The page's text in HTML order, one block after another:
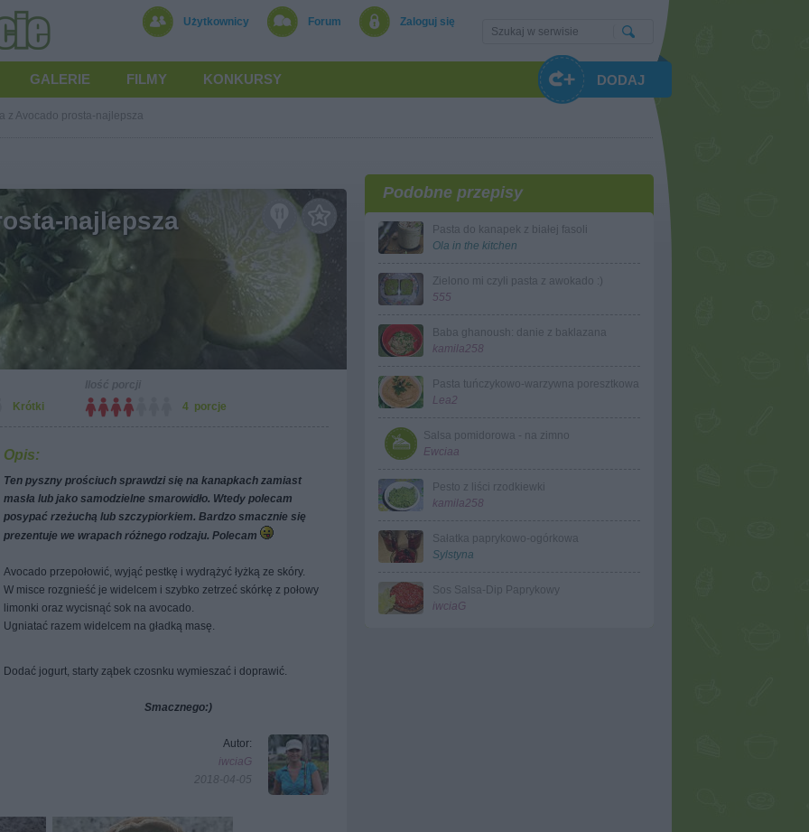
Użytkownicy Forum Zaloguj się
GALERIE FILMY KONKURSY DODAJ
z Avocado prosta-najlepsza
najlepsza
Krótki
4 porcje
Opis:
Ten pyszny prościuch sprawdzi się na kanapkach zamiast
masła lub jako samodzielne smarowidło. Wtedy polecam
posypać rzeżuchą lub szczypiorkiem. Bardzo smacznie się
prezentuje we wrapach różnego rodzaju. Polecam
Avocado przepołowić, wyjąć pestkę i wydrążyć łyżką ze skóry.
W misce rozgnieść je widelcem i szybko zetrzeć skórkę z połowy
limonki oraz wycisnąć sok na avocado.
Ugniatać razem widelcem na gładką masę.
Dodać jogurt, starty ząbek czosnku wymieszać i doprawić.
Smacznego:)
Autor:
iwciaG
2018-04-05
Podobne przepisy
Pasta do kanapek z białej fasoli
Ola in the kitchen
Zielono mi czyli pasta z awokado :)
555
Baba ghanoush: danie z baklazana
kamila258
Pasta tuńczykowo-warzywna poresztkowa
Lea2
Salsa pomidorowa - na zimno
Ewciaa
Pesto z liści rzodkiewki
kamila258
Sałatka paprykowo-ogórkowa
Sylstyna
Sos Salsa-Dip Paprykowy
iwciaG